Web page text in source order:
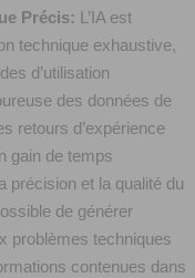
Précis: L’IA est
technique exhaustive,
d’utilisation
des données de
retours d’expérience
gain de temps
précision et la qualité du
de générer
problèmes techniques
contenues dans